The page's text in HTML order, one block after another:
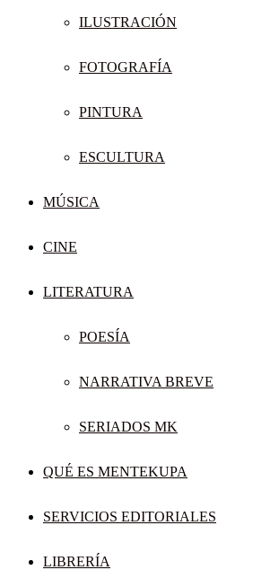
ILUSTRACIÓN
FOTOGRAFÍA
PINTURA
ESCULTURA
MÚSICA
CINE
LITERATURA
POESÍA
NARRATIVA BREVE
SERIADOS MK
QUÉ ES MENTEKUPA
SERVICIOS EDITORIALES
LIBRERÍA